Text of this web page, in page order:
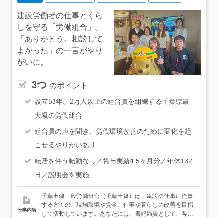
建設労働者の仕事とくら
しを守る「労働組合」。
「ありがとう。相談して
よかった」の一言がやり
がいに。
3つ のポイント
設立53年。2万人以上の組合員を組織する千葉県最
大級の労働組合
組合員の声を聞き、労働環境改善のために変化を起
こせるやりがいあり
転居を伴う転勤なし／賞与実績4.5ヶ月分／年休132
日／説明会を実施
仕事内容
千葉土建一般労働組合（千葉土建）は、建設の仕事に従事
する方々の、現場環境や賃金、仕事や暮らしの改善を目指
して活動しています。あなたには、書記局員として、各種